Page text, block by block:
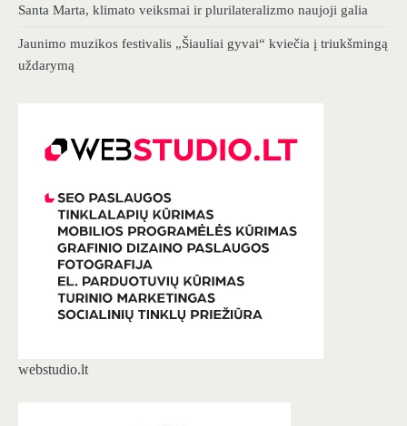
Santa Marta, klimato veiksmai ir plurilateralizmo naujoji galia
Jaunimo muzikos festivalis „Šiauliai gyvai“ kviečia į triukšmingą
uždarymą
webstudio.lt